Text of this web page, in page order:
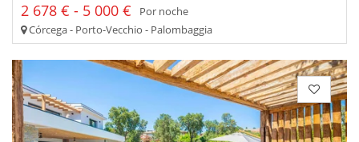
2 678 € - 5 000 €
Por noche
Córcega - Porto-Vecchio - Palombaggia